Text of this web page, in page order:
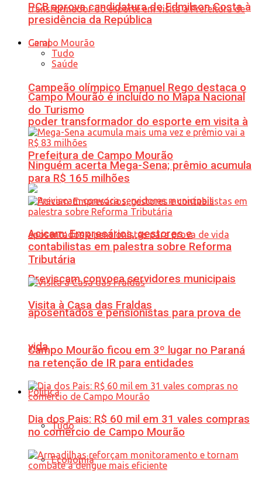
Campeão olímpico Emanuel Rego destaca o
poder transformador do esporte em visita à
Prefeitura de Campo Mourão
Previscam convoca servidores municipais
aposentados e pensionistas para prova de
vida
Política
Tudo
Economia
PCB aprova candidatura de Edmilson Costa à
presidência da República
Geral
Tudo
Saúde
Campo Mourão é incluído no Mapa Nacional
do Turismo
Ninguém acerta Mega-Sena; prêmio acumula
para R$ 165 milhões
Acicam: Empresários, gestores e
contabilistas em palestra sobre Reforma
Tributária
Visita à Casa das Fraldas
Campo Mourão ficou em 3º lugar no Paraná
na retenção de IR para entidades
Dia dos Pais: R$ 60 mil em 31 vales compras
no comércio de Campo Mourão